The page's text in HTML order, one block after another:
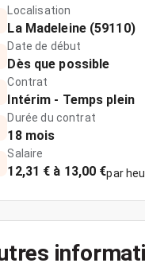
Localisation
La Madeleine (59110)
Date de début
Dès que possible
Contrat
Intérim - Temps plein
Durée du contrat
18 mois
Salaire
12,31 € à 13,00 €par